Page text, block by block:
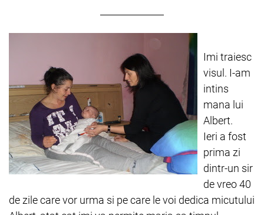
Imi traiesc
visul. I-am
intins
mana lui
Albert.
Ieri a fost
prima zi
dintr-un sir
de vreo 40
de zile care vor urma si pe care le voi dedica micutului